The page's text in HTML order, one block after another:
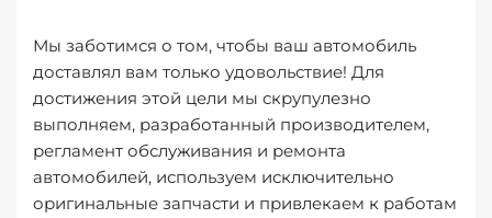
Мы заботимся о том, чтобы ваш автомобиль
доставлял вам только удовольствие! Для
достижения этой цели мы скрупулезно
выполняем, разработанный производителем,
регламент обслуживания и ремонта
автомобилей, используем исключительно
оригинальные запчасти и привлекаем к работам